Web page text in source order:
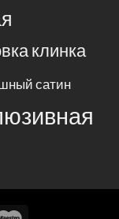
клинка
сатин